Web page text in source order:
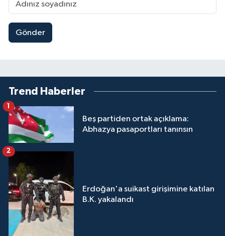
Gönder
Trend Haberler
Beş partiden ortak açıklama:
Abhazya pasaportları tanınsın
1
Erdoğan'a suikast girişimine katılan
B.K. yakalandı
2